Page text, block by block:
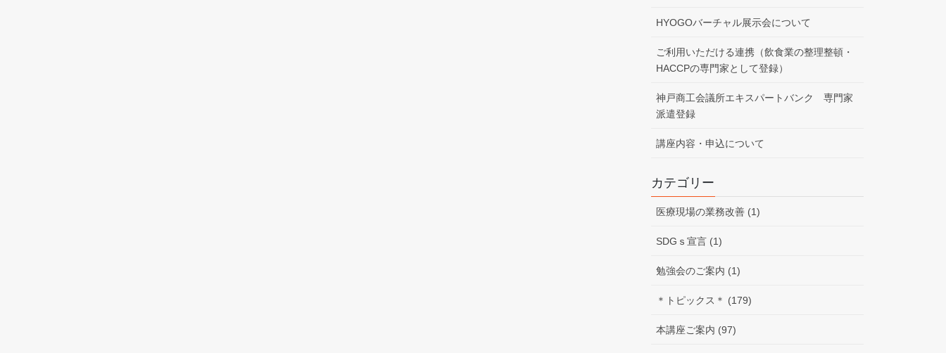
HYOGOバーチャル展示会について
ご利用いただける連携（飲食業の整理整頓・
HACCPの専門家として登録）
神戸商工会議所エキスパートバンク 専門家
派遣登録
講座内容・申込について
カテゴリー
医療現場の業務改善 (1)
SDGｓ宣言 (1)
勉強会のご案内 (1)
＊トピックス＊ (179)
本講座ご案内 (97)